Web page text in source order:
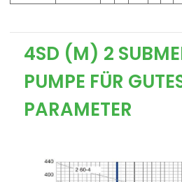
4SD (M) 2
PUMPE FÜR
PARAMETER